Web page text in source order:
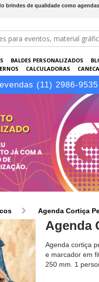
brindes de qualidade como
BALDES PERSONALIZADOS
CALCULADORAS
ELETRÔNICOS
(11) 2986-
Agenda Cortiça
Agenda
Agenda cortiça
e marcador em
250 mm. 1